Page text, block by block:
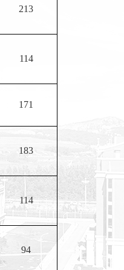
213
114
171
183
114
94